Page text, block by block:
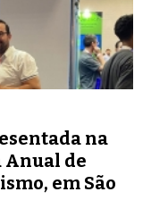
na
Anual de
em São